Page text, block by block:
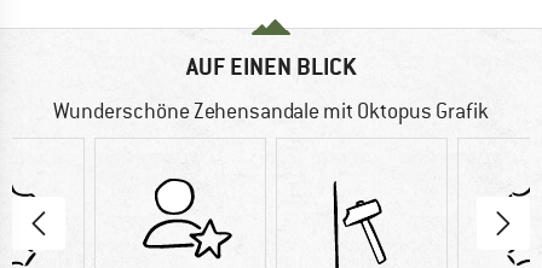
AUF EINEN BLICK
Wunderschöne Zehensandale mit Oktopus Grafik